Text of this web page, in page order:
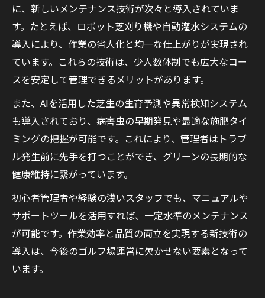
に、新しいメンテナンス技術が次々と導入されていま
す。たとえば、ロボット芝刈り機や自動灌水システムの
導入により、作業の省人化と均一な仕上がりが実現され
ています。これらの技術は、少人数体制でも広大なコー
スを安定して管理できるメリットがあります。
また、AIを活用した芝生の生育予測や異常検知システム
も導入されており、病害虫の早期発見や最適な施肥タイ
ミングの把握が可能です。これにより、管理者はトラブ
ル発生前に先手を打つことができ、グリーンの長期的な
健康維持に繋がっています。
初心者管理者や経験の浅いスタッフでも、マニュアルや
サポートツールを活用すれば、一定水準のメンテナンス
が可能です。作業効率と品質の両立を実現する新技術の
導入は、今後のゴルフ場運営に欠かせない要素となって
います。